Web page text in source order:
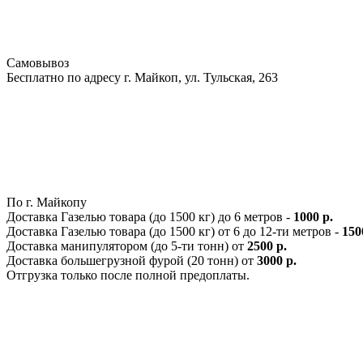
Самовывоз
Бесплатно по адресу г. Майкоп, ул. Тульская, 263
По г. Майкопу
Доставка Газелью товара (до 1500 кг) до 6 метров - 1000 р.
Доставка Газелью товара (до 1500 кг) от 6 до 12-ти метров -
Доставка манипулятором (до 5-ти тонн) от 2500 р.
Доставка большегрузной фурой (20 тонн) от 3000 р.
Отгрузка только после полной предоплаты.